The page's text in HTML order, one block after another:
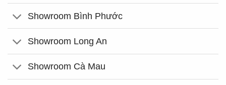
Showroom Bình Phước
Showroom Long An
Showroom Cà Mau